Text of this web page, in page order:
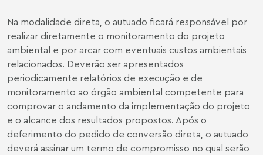
Na modalidade direta, o autuado ficará responsável por
realizar diretamente o monitoramento do projeto
ambiental e por arcar com eventuais custos ambientais
relacionados. Deverão ser apresentados
periodicamente relatórios de execução e de
monitoramento ao órgão ambiental competente para
comprovar o andamento da implementação do projeto
e o alcance dos resultados propostos. Após o
deferimento do pedido de conversão direta, o autuado
deverá assinar um termo de compromisso no qual serão